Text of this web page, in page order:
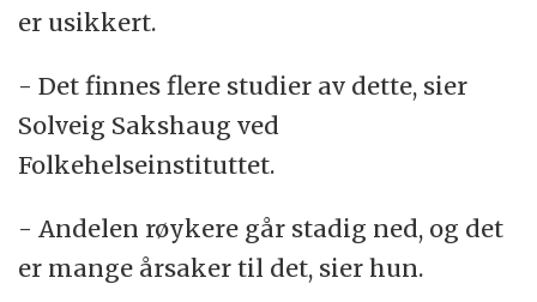
er usikkert.
- Det finnes flere studier av dette, sier
Solveig Sakshaug ved
Folkehelseinstituttet.
- Andelen røykere går stadig ned, og det
er mange årsaker til det, sier hun.